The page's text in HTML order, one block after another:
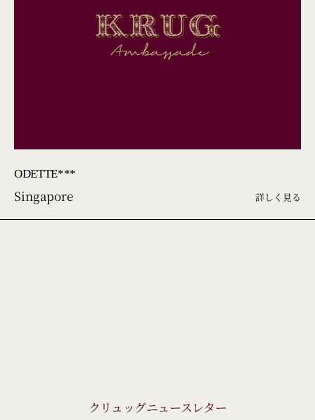
ODETTE***
Singapore 詳しく見る
クリュッグニュースレター